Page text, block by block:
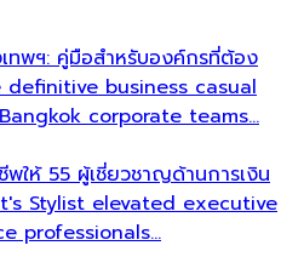
ทพฯ: คู่มือสำหรับองค์กรที่ต้อง
definitive business casual
corporate teams…
ให้ 55 ผู้เชี่ยวชาญด้านการเงิน
Stylist elevated executive
professionals…